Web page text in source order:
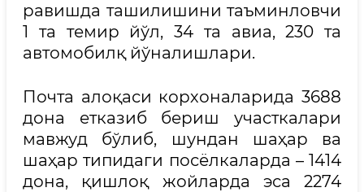
равишда ташилишини таъминловчи
1 та темир йўл, 34 та авиа, 230 та
автомобилқ йўналишлари.
Почта алоқаси корхоналарида 3688
дона етказиб бериш участкалари
мавжуд бўлиб, шундан шаҳар ва
шаҳар типидаги посёлкаларда – 1414
дона, қишлоқ жойларда эса 2274